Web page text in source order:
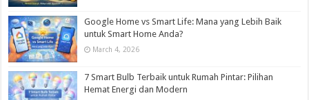
Google Home vs Smart Life: Mana yang Lebih Baik
untuk Smart Home Anda?
March 4, 2026
7 Smart Bulb Terbaik untuk Rumah Pintar: Pilihan
Hemat Energi dan Modern